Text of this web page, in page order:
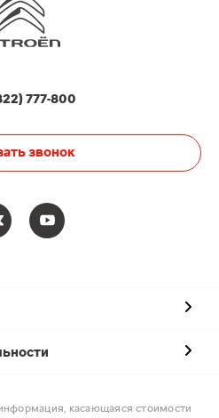
777-800
звонок
касающаяся стоимости